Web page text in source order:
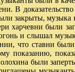
В
закрыты,
харчевни были
и слышал
что ставни
были